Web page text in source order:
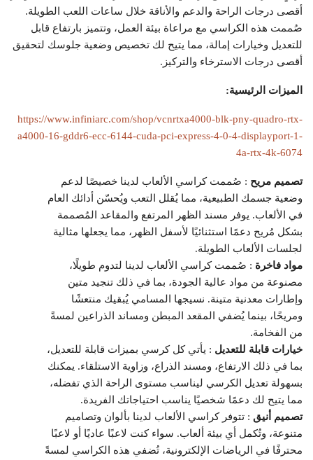
أقصى درجات الراحة والدعم والأناقة خلال ساعات اللعب الطويلة.
صُممت هذه الكراسي مع مراعاة بيئة العمل، وتتميز بارتفاع قابل
للتعديل وخيارات إمالة، مما يتيح لك تخصيص وضعية جلوسك لتحقيق
أقصى درجات الاسترخاء والتركيز.
الميزات الرئيسية:
https://www.infiniarc.com/shop/vcnrtxa4000-blk-pny-quadro-rtx-
a4000-16-gddr6-ecc-6144-cuda-pci-express-4-0-4-displayport-1-
4a-rtx-4k-6074
تصميم مريح : صُممت كراسي الألعاب لدينا خصيصًا لدعم
وضعية جسمك الطبيعية، مما يُقلل التعب ويُحسّن أدائك العام
في الألعاب. يوفر مسند الظهر المرتفع والمقاعد المُصممة
بشكل مُريح دعمًا استثنائيًا لأسفل الظهر، مما يجعلها مثالية
لجلسات الألعاب الطويلة.
مواد فاخرة : صُممت كراسي الألعاب لدينا لتدوم طويلًا،
مصنوعة من مواد عالية الجودة، بما في ذلك تنجيد متين
وإطارات معدنية متينة. نسيجها المسامي يُبقيك منتعشًا
ومريحًا، بينما يُضفي المقعد المبطن ومساند الذراعين لمسةً
من الفخامة.
خيارات قابلة للتعديل : يأتي كل كرسي بميزات قابلة للتعديل،
بما في ذلك الارتفاع، ومسند الذراع، وزاوية الاستلقاء. يمكنك
بسهولة تعديل الكرسي ليناسب مستوى الراحة الذي تفضله،
مما يتيح لك دعمًا شخصيًا يناسب احتياجاتك الفريدة.
تصميم أنيق : تتوفر كراسي الألعاب لدينا بألوان وتصاميم
متنوعة، وتُكمل أي بيئة ألعاب. سواء كنت لاعبًا عاديًا أو لاعبًا
محترفًا في الرياضات الإلكترونية، تُضفي هذه الكراسي لمسةً